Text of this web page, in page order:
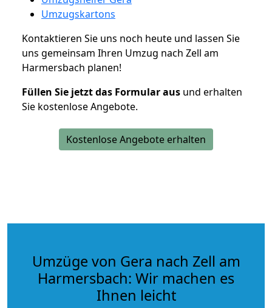
Umzugskartons
Kontaktieren Sie uns noch heute und lassen Sie
uns gemeinsam Ihren Umzug nach Zell am
Harmersbach planen!
Füllen Sie jetzt das Formular aus und erhalten
Sie kostenlose Angebote.
Kostenlose Angebote erhalten
Umzüge von Gera nach Zell am
Harmersbach: Wir machen es
Ihnen leicht